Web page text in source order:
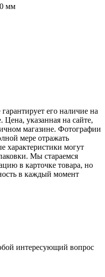
мм
его наличие на
Цена, указанная на сайте,
магазине. Фотографии
мере отражать
характеристики могут
Мы стараемся
в карточке товара, но
в каждый момент
интересующий вопрос